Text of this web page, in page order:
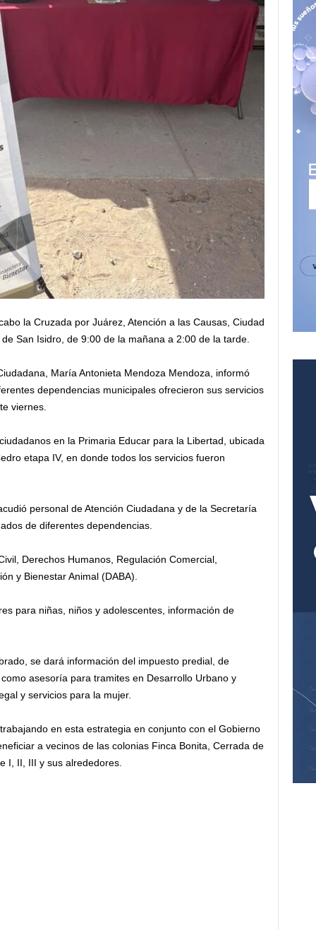
la Cruzada por Juárez, Atención a las Causas, Ciudad
San Isidro, de 9:00 de la mañana a 2:00 de la tarde.
María Antonieta Mendoza Mendoza, informó
dependencias municipales ofrecieron sus servicios
viernes.
en la Primaria Educar para la Libertad, ubicada
etapa IV, en donde todos los servicios fueron
personal de Atención Ciudadana y de la Secretaría
de diferentes dependencias.
Derechos Humanos, Regulación Comercial,
y Bienestar Animal (DABA).
para niñas, niños y adolescentes, información de
se dará información del impuesto predial, de
asesoría para tramites en Desarrollo Urbano y
y servicios para la mujer.
en esta estrategia en conjunto con el Gobierno
a vecinos de las colonias Finca Bonita, Cerrada de
I, II, III y sus alrededores.